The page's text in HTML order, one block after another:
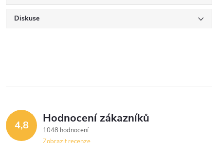
Diskuse
4,8 Hodnocení zákazníků
1048 hodnocení